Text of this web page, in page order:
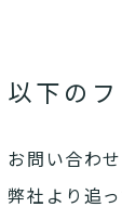
以下の
お問い合わ
弊社より追